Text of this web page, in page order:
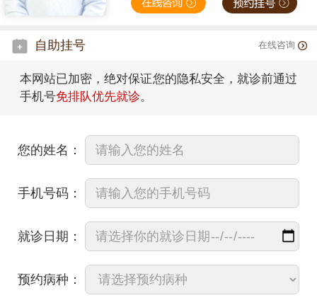
自助挂号 在线咨询
本网站已加密，绝对保证您的隐私安全，就诊前通过
手机号免排队优先就诊。
您的姓名：
手机号码：
就诊日期：
预约病种：